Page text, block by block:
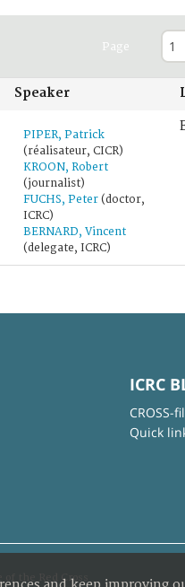
Page
Speaker
PIPER, Patrick
(réalisateur, CICR)
KROON, Robert
(journalist)
FUCHS, Peter (doctor,
ICRC)
BERNARD, Vincent
(delegate, ICRC)
ICRC
CROSS-
Quick
the Red Cross